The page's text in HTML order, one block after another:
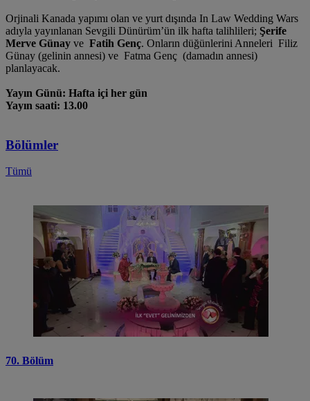
Orjinali Kanada yapımı olan ve yurt dışında In Law Wedding Wars
adıyla yayınlanan Sevgili Dünürüm’ün ilk hafta talihlileri; Şerife
Merve Günay ve Fatih Genç. Onların düğünlerini Anneleri Filiz
Günay (gelinin annesi) ve Fatma Genç (damadın annesi)
planlayacak.
Yayın Günü: Hafta içi her gün
Yayın saati: 13.00
Bölümler
Tümü
70. Bölüm